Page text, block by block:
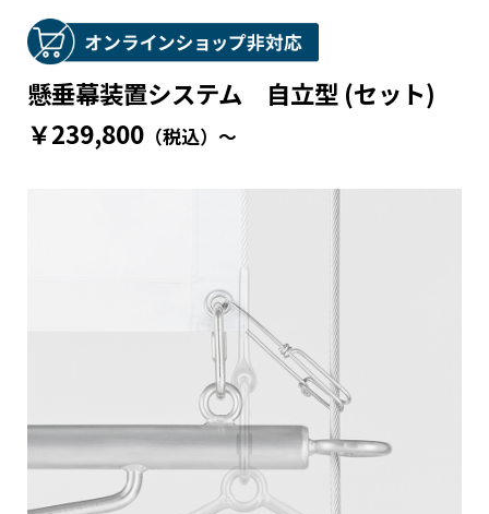
懸垂幕装置システム 自立型 (セット)
￥239,800 （税込） ～